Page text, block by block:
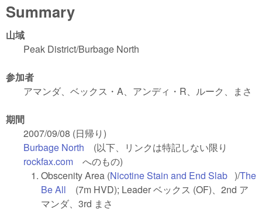
Summary
山域
Peak District/Burbage North
参加者
アマンダ、ベックス・A、アンディ・R、ルーク、まさ
期間
2007/09/08 (日帰り)
Burbage North (link is external)
(以下、リンクは特記しない限り
rockfax.com (link is external)
へのもの)
Obscenity Area (Nicotine Stain and End Slab (link is
)/The
Be All (link is external)
(7m HVD); Leader ベックス (OF)、2nd ア
マンダ、3rd まさ